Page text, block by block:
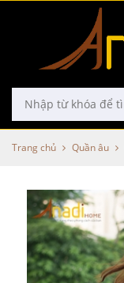
Trang chủ Quần âu